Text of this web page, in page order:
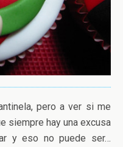
pero a ver si me
siempre hay una excusa
y eso no puede ser…